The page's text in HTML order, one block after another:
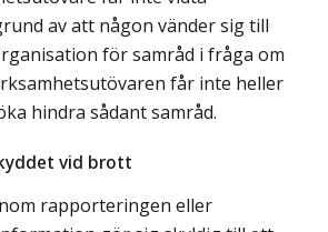
av att någon vänder sig till
för samråd i fråga om
får inte heller
hindra sådant samråd.
vid brott
rapporteringen eller